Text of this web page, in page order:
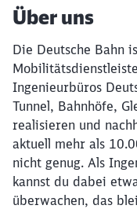
Über uns
Die Deutsche Bahn
Ingenieurbüros
Tunnel, Bahnhöfe,
realisieren und
aktuell mehr als
nicht genug. Als
kannst du dabei
überwachen, das